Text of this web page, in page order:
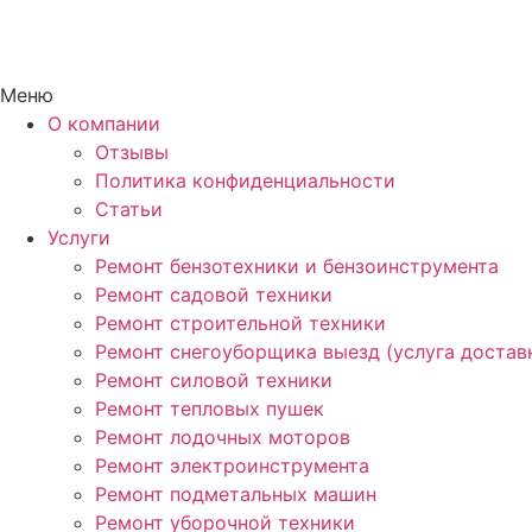
Меню
О компании
Отзывы
Политика конфиденциальности
Статьи
Услуги
Ремонт бензотехники и бензоинструмента
Ремонт садовой техники
Ремонт строительной техники
Ремонт снегоуборщика выезд (услуга
Ремонт силовой техники
Ремонт тепловых пушек
Ремонт лодочных моторов
Ремонт электроинструмента
Ремонт подметальных машин
Ремонт уборочной техники